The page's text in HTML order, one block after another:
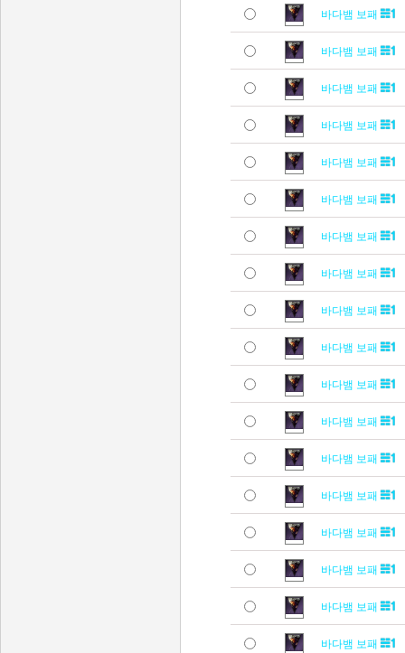
바다뱀 보패
바다뱀 보패
바다뱀 보패
바다뱀 보패
바다뱀 보패
바다뱀 보패
바다뱀 보패
바다뱀 보패
바다뱀 보패
바다뱀 보패
바다뱀 보패
바다뱀 보패
바다뱀 보패
바다뱀 보패
바다뱀 보패
바다뱀 보패
바다뱀 보패
바다뱀 보패